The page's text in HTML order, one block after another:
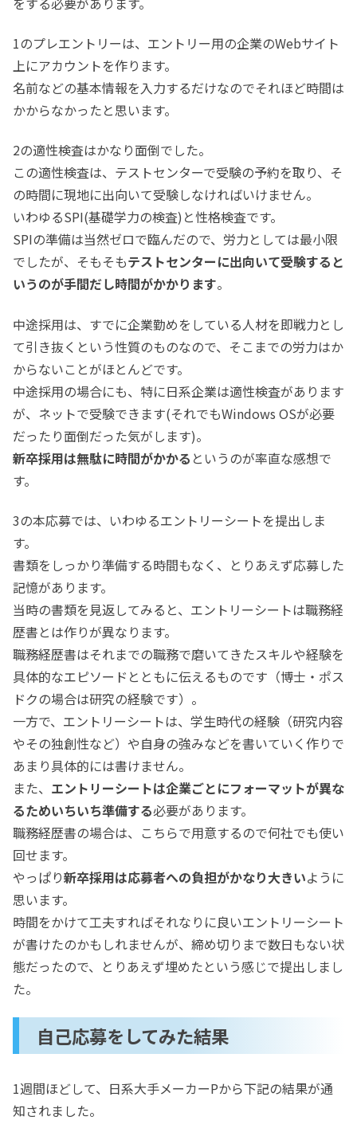
1のプレエントリーは、エントリー用の企業のWebサイト
上にアカウントを作ります。
名前などの基本情報を入力するだけなのでそれほど時間は
かからなかったと思います。
2の適性検査はかなり面倒でした。
この適性検査は、テストセンターで受験の予約を取り、そ
の時間に現地に出向いて受験しなければいけません。
いわゆるSPI(基礎学力の検査)と性格検査です。
SPIの準備は当然ゼロで臨んだので、労力としては最小限
でしたが、そもそもテストセンターに出向いて受験すると
いうのが手間だし時間がかかります。
中途採用は、すでに企業勤めをしている人材を即戦力とし
て引き抜くという性質のものなので、そこまでの労力はか
からないことがほとんどです。
中途採用の場合にも、特に日系企業は適性検査があります
が、ネットで受験できます(それでもWindows OSが必要
だったり面倒だった気がします)。
新卒採用は無駄に時間がかかる というのが率直な感想で
す。
3の本応募では、いわゆるエントリーシートを提出しま
す。
書類をしっかり準備する時間もなく、とりあえず応募した
記憶があります。
当時の書類を見返してみると、エントリーシートは職務経
歴書とは作りが異なります。
職務経歴書はそれまでの職務で磨いてきたスキルや経験を
具体的なエピソードとともに伝えるものです（博士・ポス
ドクの場合は研究の経験です）。
一方で、エントリーシートは、学生時代の経験（研究内容
やその独創性など）や自身の強みなどを書いていく作りで
あまり具体的には書けません。
また、 エントリーシートは企業ごとにフォーマットが異な
るためいちいち準備する必要があります。
職務経歴書の場合は、こちらで用意するので何社でも使い
回せます。
やっぱり新卒採用は応募者への負担がかなり大きいように
思います。
時間をかけて工夫すればそれなりに良いエントリーシート
が書けたのかもしれませんが、締め切りまで数日もない状
態だったので、とりあえず埋めたという感じで提出しまし
た。
自己応募をしてみた結果
1週間ほどして、日系大手メーカーPから下記の結果が通
知されました。